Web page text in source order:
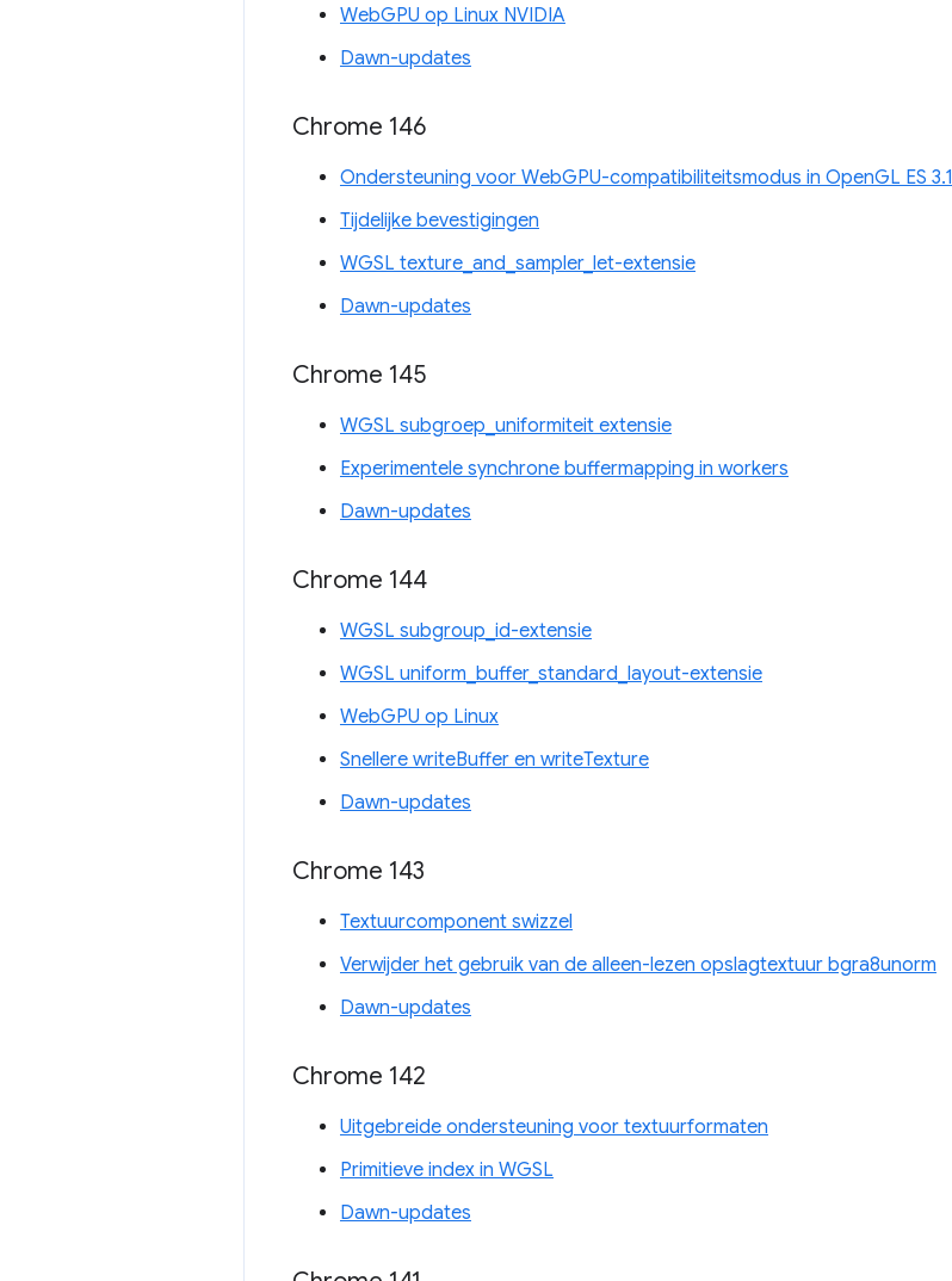
WebGPU op Linux NVIDIA
Dawn-updates
Chrome 146
Ondersteuning voor WebGPU-compatibiliteitsmodus in OpenGL ES 3.1
Tijdelijke bevestigingen
WGSL texture_and_sampler_let-extensie
Dawn-updates
Chrome 145
WGSL subgroep_uniformiteit extensie
Experimentele synchrone buffermapping in workers
Dawn-updates
Chrome 144
WGSL subgroup_id-extensie
WGSL uniform_buffer_standard_layout-extensie
WebGPU op Linux
Snellere writeBuffer en writeTexture
Dawn-updates
Chrome 143
Textuurcomponent swizzel
Verwijder het gebruik van de alleen-lezen opslagtextuur bgra8unorm
Dawn-updates
Chrome 142
Uitgebreide ondersteuning voor textuurformaten
Primitieve index in WGSL
Dawn-updates